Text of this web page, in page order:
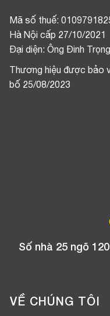
Mã số thuế:
Hà Nội cấp 27/10/2021
Đại diện: Ông Đinh
Thương hiệu được bảo
bố 25/08/2023
Số nhà 25 ngõ
VỀ CHÚNG TÔI